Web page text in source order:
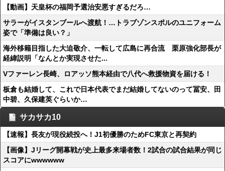
【動画】天皇杯の福岡予選治安悪すぎるだろ…
サラーがイスタンブールへ渡航！…トラブゾンスポルのユニフォーム
姿で「準備は良い？」
海外移籍目指した大迫敬介、一転して広島に再合流 栗原強化部長が
経緯説明「なんとか実現させた...
Vファーレン長崎、ロアッソ熊本経由で八代へ救援物資を届ける！
板倉も結婚して、これで日本代表でまだ結婚してないのって冨安、田
中碧、久保建英ぐらいか…
サカサカ10
【速報】長友が現役続投へ！J1初優勝のためFC東京と再契約
【画像】Jリーグ開幕戦が史上最多来場者数！2試合の試合結果が同じ
スコアにwwwwww